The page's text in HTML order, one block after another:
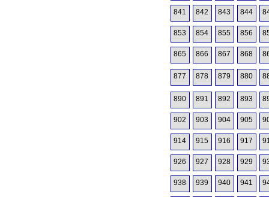
841 842 843 844
853 854 855 856
865 866 867 868
877 878 879 880
890 891 892 893
902 903 904 905
914 915 916 917
926 927 928 929
938 939 940 941